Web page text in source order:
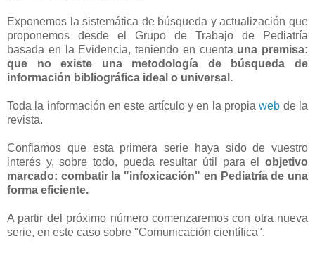
Exponemos la sistemática de búsqueda y actualización que
proponemos desde el Grupo de Trabajo de Pediatría
basada en la Evidencia, teniendo en cuenta una premisa:
que no existe una metodología de búsqueda de
información bibliográfica ideal o universal.
Toda la información en este artículo y en la propiaweb de la
revista.
Confiamos que esta primera serie haya sido de vuestro
interés y, sobre todo, pueda resultar útil para el objetivo
marcado: combatir la "infoxicación" en Pediatría de una
forma eficiente.
A partir del próximo número comenzaremos con otra nueva
serie, en este caso sobre "Comunicación científica".